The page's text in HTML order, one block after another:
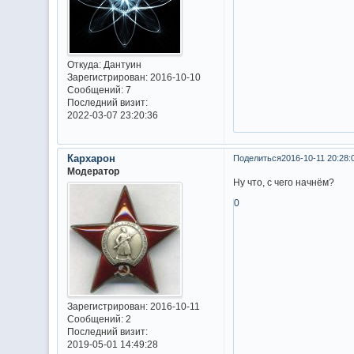
Откуда:Дантуин
Зарегистрирован: 2016-10-10
Сообщений:7
Последний визит:
2022-03-07 23:20:36
Поделиться2016-10-11
Кархарон
Модератор
Зарегистрирован: 2016-10-11
Сообщений:2
Последний визит:
2019-05-01 14:49:28
Ну что, с чего начнём?
0